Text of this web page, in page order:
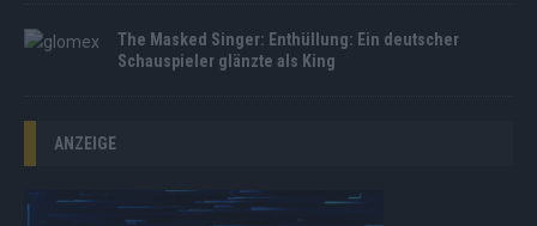
The Masked Singer: Enthüllung: Ein deutscher
Schauspieler glänzte als King
ANZEIGE